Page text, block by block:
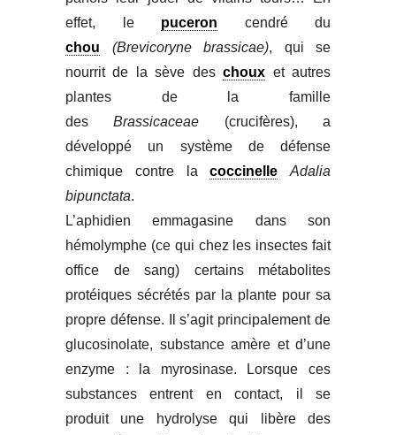
effet, le puceron cendré du
chou
(Brevicoryne brassicae), qui se
nourrit de la sève deschoux et autres
plantes de la famille
desBrassicaceae (crucifères), a
développé un système de défense
chimique contre lacoccinelle
Adalia
bipunctata.
L’aphidien emmagasine dans son
hémolymphe (ce qui chez les insectes fait
office de sang) certains métabolites
protéiques sécrétés par la plante pour sa
propre défense. Il s’agit principalement de
glucosinolate, substance amère et d’une
enzyme : la myrosinase. Lorsque ces
substances entrent en contact, il se
produit une hydrolyse qui libère des